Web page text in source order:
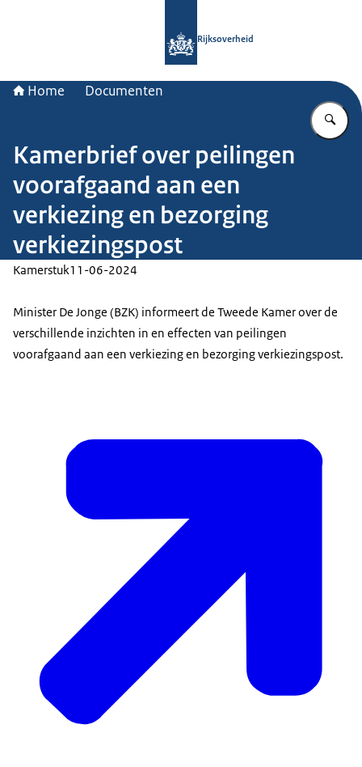
Rijksoverheid
Home Documenten
Kamerbrief over peilingen
voorafgaand aan een
verkiezing en bezorging
verkiezingspost
Kamerstuk11-06-2024
Minister De Jonge (BZK) informeert de Tweede Kamer over de
verschillende inzichten in en effecten van peilingen
voorafgaand aan een verkiezing en bezorging verkiezingspost.